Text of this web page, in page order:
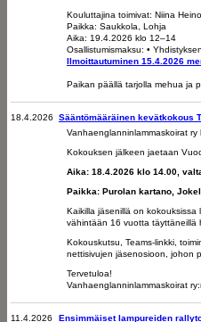
Kouluttajina toimivat: Niina
Paikka: Saukkola, Lohja
Aika: 19.4.2026 klo 12–14
Osallistumismaksu: •
Ilmoittautuminen 15.4.2026
Paikan päällä tarjolla mehua ja
18.4.2026
Sääntömääräinen kevätkokous
Vanhaenglanninlammaskoirat
Kokouksen jälkeen jaetaan
Aika: 18.4.2026 klo 14.00,
Paikka: Purolan kartano,
Kaikilla jäsenillä on
vähintään 16 vuotta täyttäneillä
Kokouskutsu, Teams-linkki,
nettisivujen jäsenosioon, johon
Tervetuloa!
Vanhaenglanninlammaskoirat
11.4.2026 Ensimmäiset lampureiden